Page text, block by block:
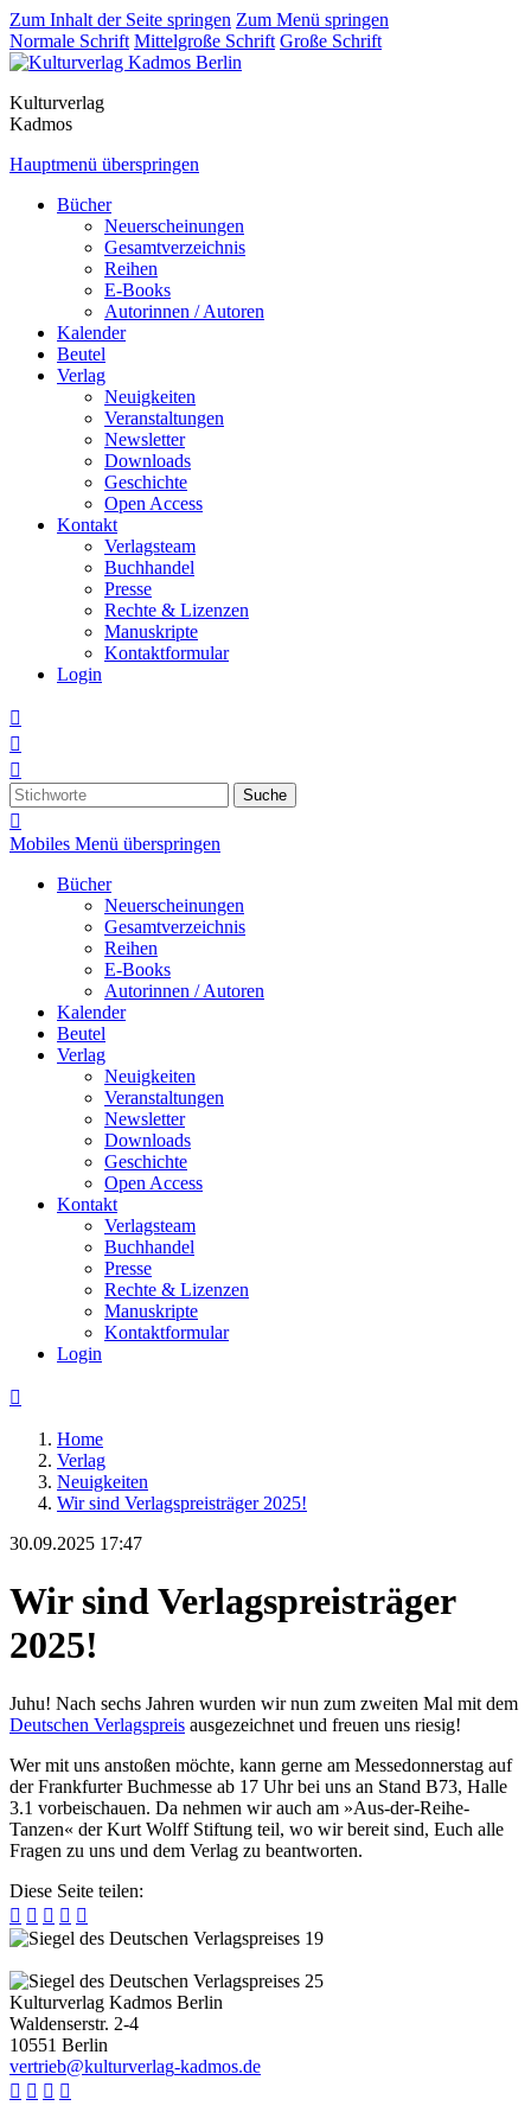
Zum Inhalt der Seite springen Zum Menü springen
Normale Schrift Mittelgroße Schrift Große Schrift
Kulturverlag
Kadmos
Hauptmenü überspringen
Bücher
Neuerscheinungen
Gesamtverzeichnis
Reihen
E-Books
Autorinnen / Autoren
Kalender
Beutel
Verlag
Neuigkeiten
Veranstaltungen
Newsletter
Downloads
Geschichte
Open Access
Kontakt
Verlagsteam
Buchhandel
Presse
Rechte & Lizenzen
Manuskripte
Kontaktformular
Login



Suche

Mobiles Menü überspringen
Bücher
Neuerscheinungen
Gesamtverzeichnis
Reihen
E-Books
Autorinnen / Autoren
Kalender
Beutel
Verlag
Neuigkeiten
Veranstaltungen
Newsletter
Downloads
Geschichte
Open Access
Kontakt
Verlagsteam
Buchhandel
Presse
Rechte & Lizenzen
Manuskripte
Kontaktformular
Login

Home
Verlag
Neuigkeiten
Wir sind Verlagspreisträger 2025!
30.09.2025 17:47
Wir sind Verlagspreisträger
2025!
Juhu! Nach sechs Jahren wurden wir nun zum zweiten Mal mit dem
Deutschen Verlagspreis ausgezeichnet und freuen uns riesig!
Wer mit uns anstoßen möchte, kann gerne am Messedonnerstag auf
der Frankfurter Buchmesse ab 17 Uhr bei uns an Stand B73, Halle
3.1 vorbeischauen. Da nehmen wir auch am »Aus-der-Reihe-
Tanzen« der Kurt Wolff Stiftung teil, wo wir bereit sind, Euch alle
Fragen zu uns und dem Verlag zu beantworten.
Diese Seite teilen:
    
Kulturverlag Kadmos Berlin
Waldenserstr. 2-4
10551 Berlin
vertrieb@kulturverlag-kadmos.de
   